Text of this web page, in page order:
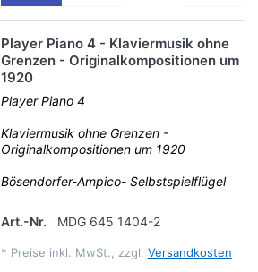
Player Piano 4 - Klaviermusik ohne
Grenzen - Originalkompositionen um
1920
Player Piano 4
Klaviermusik ohne Grenzen -
Originalkompositionen um 1920
Bösendorfer-Ampico- Selbstspielflügel
Art.-Nr. MDG 645 1404-2
* Preise inkl. MwSt., zzgl. Versandkosten